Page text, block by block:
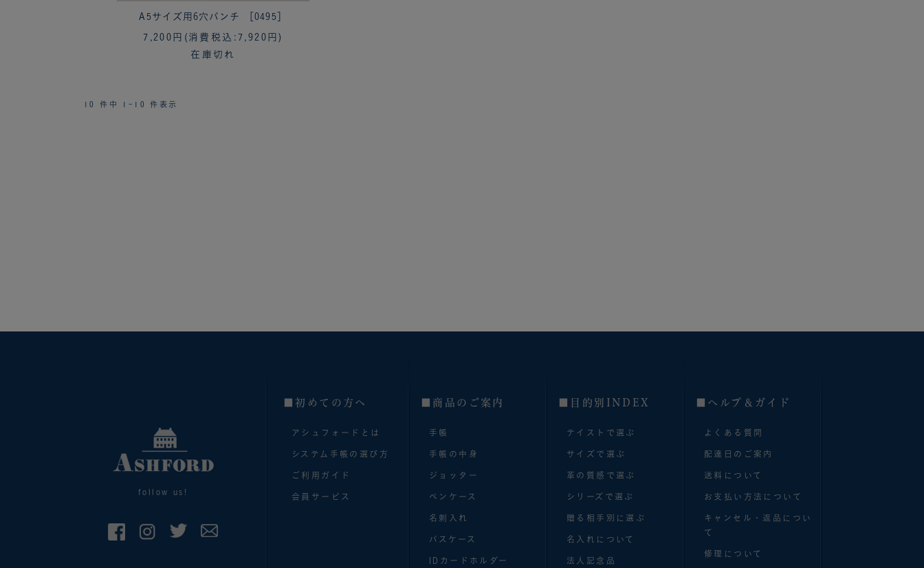
A5サイズ用6穴パンチ ［0495］
7,200円 (消費税込:7,920円)
在庫切れ
10 件中 1-10 件表示
follow us!
■初めての方へ
アシュフォードとは
システム手帳の選び方
ご利用ガイド
会員サービス
■商品のご案内
手帳
手帳の中身
ジョッター
ペンケース
名刺入れ
パスケース
IDカードホルダー
■目的別INDEX
テイストで選ぶ
サイズで選ぶ
革の質感で選ぶ
シリーズで選ぶ
贈る相手別に選ぶ
名入れについて
法人記念品
■へルプ＆ガイド
よくある質問
配達日のご案内
送料について
お支払い方法について
キャンセル・返品につい
て
修理について